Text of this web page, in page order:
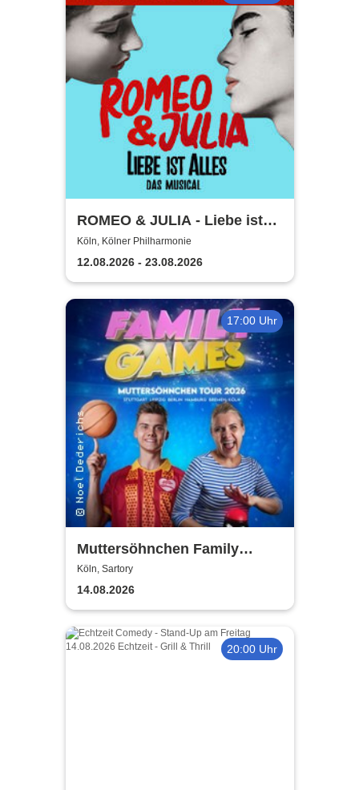
ROMEO & JULIA - Liebe ist
alles - Die Tour
Köln, Kölner Philharmonie
12.08.2026 - 23.08.2026
17:00 Uhr
Muttersöhnchen Family
Games 2026
Köln, Sartory
14.08.2026
20:00 Uhr